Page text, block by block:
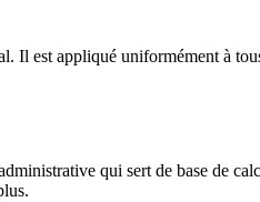
Il est appliqué uniformément à
qui sert de base de